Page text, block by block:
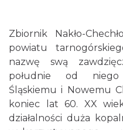
Zbiornik Nakło-
powiatu
nazwę swą
południe od niego
Śląskiemu i Nowemu
koniec lat 60. XX
działalności duża